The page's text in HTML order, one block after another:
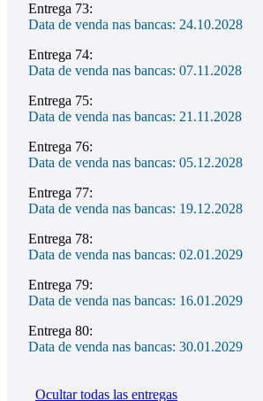
Entrega 73:
Data de venda nas bancas: 24.10.2028
Entrega 74:
Data de venda nas bancas: 07.11.2028
Entrega 75:
Data de venda nas bancas: 21.11.2028
Entrega 76:
Data de venda nas bancas: 05.12.2028
Entrega 77:
Data de venda nas bancas: 19.12.2028
Entrega 78:
Data de venda nas bancas: 02.01.2029
Entrega 79:
Data de venda nas bancas: 16.01.2029
Entrega 80:
Data de venda nas bancas: 30.01.2029
Ocultar todas las entregas